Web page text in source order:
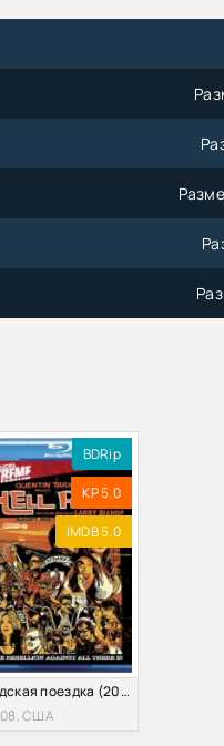
BDRip
KP 5.0
IMDB 5.0
Адская поездка (2008)
США